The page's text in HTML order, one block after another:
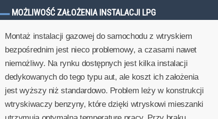
MOŻLIWOŚĆ ZAŁOŻENIA INSTALACJI LPG
Montaż instalacji gazowej do samochodu z wtryskiem
bezpośrednim jest nieco problemowy, a czasami nawet
niemożliwy. Na rynku dostępnych jest kilka instalacji
dedykowanych do tego typu aut, ale koszt ich założenia
jest wyższy niż standardowo. Problem leży w konstrukcji
wtryskiwaczy benzyny, które dzięki wtryskowi mieszanki